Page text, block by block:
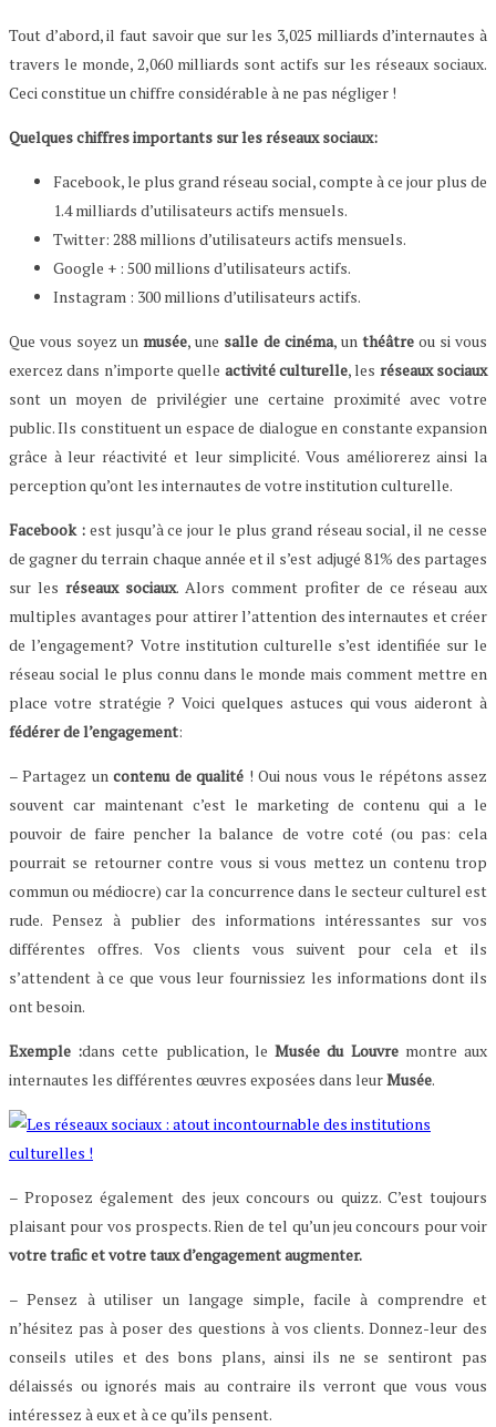
Tout d’abord, il faut savoir que sur les 3,025 milliards d’internautes à
travers le monde, 2,060 milliards sont actifs sur les réseaux sociaux.
Ceci constitue un chiffre considérable à ne pas négliger !
Quelques chiffres importants sur les réseaux sociaux:
Facebook, le plus grand réseau social, compte à ce jour plus de
1.4 milliards d’utilisateurs actifs mensuels.
Twitter: 288 millions d’utilisateurs actifs mensuels.
Google + : 500 millions d’utilisateurs actifs.
Instagram : 300 millions d’utilisateurs actifs.
Que vous soyez unmusée, une salle de cinéma, un théâtreou si vous
exercez dans n’importe quelle activité culturelle, les réseaux sociaux
sont un moyen de privilégier une certaine proximité avec votre
public. Ils constituent un espace de dialogue en constante expansion
grâce à leur réactivité et leur simplicité. Vous améliorerez ainsi la
perception qu’ont les internautes de votre institution culturelle.
Facebook : est jusqu’à ce jour le plus grand réseau social, il ne cesse
de gagner du terrain chaque année et il s’est adjugé 81% des partages
sur les réseaux sociaux. Alors comment profiter de ce réseau aux
multiples avantages pour attirer l’attention des internautes et créer
de l’engagement? Votre institution culturelle s’est identifiée sur le
réseau social le plus connu dans le monde mais comment mettre en
place votre stratégie ? Voici quelques astuces qui vous aideront à
fédérer de l’engagement:
– Partagez uncontenu de qualité ! Oui nous vous le répétons assez
souvent car maintenant c’est le marketing de contenu qui a le
pouvoir de faire pencher la balance de votre coté (ou pas: cela
pourrait se retourner contre vous si vous mettez un contenu trop
commun ou médiocre) car la concurrence dans le secteur culturel est
rude. Pensez à publier des informations intéressantes sur vos
différentes offres. Vos clients vous suivent pour cela et ils
s’attendent à ce que vous leur fournissiez les informations dont ils
ont besoin.
Exemple :dans cette publication, leMusée du Louvremontre aux
internautes les différentes œuvres exposées dans leurMusée.
– Proposez également des jeux concours ou quizz. C’est toujours
plaisant pour vos prospects. Rien de tel qu’un jeu concours pour voir
votre trafic et votre taux d’engagement augmenter.
– Pensez à utiliser un langage simple, facile à comprendre et
n’hésitez pas à poser des questions à vos clients. Donnez-leur des
conseils utiles et des bons plans, ainsi ils ne se sentiront pas
délaissés ou ignorés mais au contraire ils verront que vous vous
intéressez à eux et à ce qu’ils pensent.